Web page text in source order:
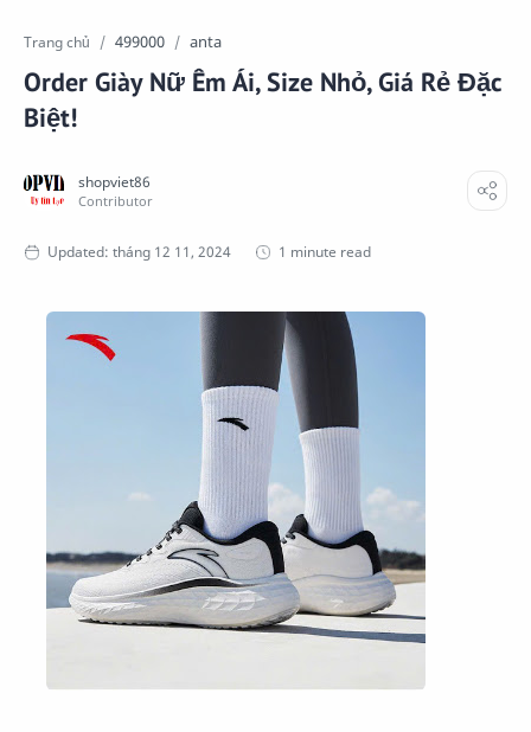
Trang chủ 499000 anta
Order Giày Nữ Êm Ái, Size Nhỏ, Giá Rẻ Đặc
Biệt!
1 minute read